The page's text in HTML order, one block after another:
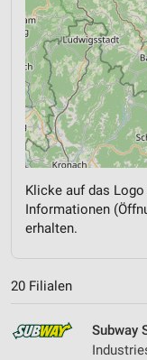
Klicke auf das
Informationen
erhalten.
20 Filialen
Subway